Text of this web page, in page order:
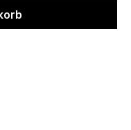
Wert